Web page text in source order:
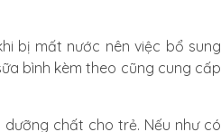
bị mất nước nên việc bổ sung
bình kèm theo cũng cung cấp
chất cho trẻ. Nếu như có